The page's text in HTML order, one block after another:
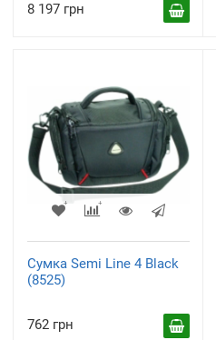
8 197 грн
Сумка Semi Line 4 Black
(8525)
762 грн